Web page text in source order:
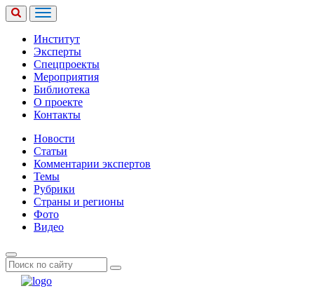
Институт
Эксперты
Спецпроекты
Мероприятия
Библиотека
О проекте
Контакты
Новости
Статьи
Комментарии экспертов
Темы
Рубрики
Страны и регионы
Фото
Видео